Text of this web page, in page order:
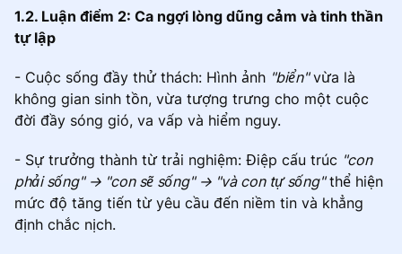
1.2. Luận điểm 2: Ca ngợi lòng dũng cảm và tinh thần
tự lập
- Cuộc sống đầy thử thách: Hình ảnh "biển"vừa là
không gian sinh tồn, vừa tượng trưng cho một cuộc
đời đầy sóng gió, va vấp và hiểm nguy.
- Sự trưởng thành từ trải nghiệm: Điệp cấu trúc "con
phải sống" -> "con sẽ sống" -> "và con tự sống"thể hiện
mức độ tăng tiến từ yêu cầu đến niềm tin và khẳng
định chắc nịch.